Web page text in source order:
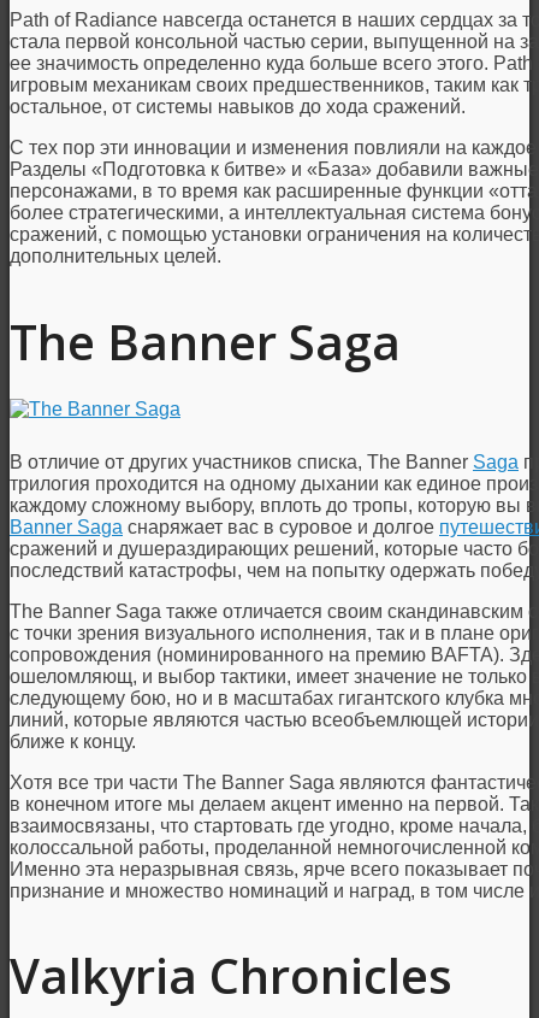
Path of Radiance навсегда останется в наших сердцах за
стала первой консольной частью серии, выпущенной на
ее значимость определенно куда больше всего этого.
игровым механикам своих предшественников, таким как
остальное, от системы навыков до хода сражений.
С тех пор эти инновации и изменения повлияли на
Разделы «Подготовка к битве» и «База» добавили
персонажами, в то время как расширенные функции
более стратегическими, а интеллектуальная система
сражений, с помощью установки ограничения на
дополнительных целей.
The Banner Saga
В отличие от других участников списка, The Banner Saga
трилогия проходится на одному дыхании как единое
каждому сложному выбору, вплоть до тропы, которую вы
Banner Saga снаряжает вас в суровое и долгое
сражений и душераздирающих решений, которые часто
последствий катастрофы, чем на попытку одержать
The Banner Saga также отличается своим скандинавским
с точки зрения визуального исполнения, так и в плане
сопровождения (номинированного на премию BAFTA).
ошеломляющ, и выбор тактики, имеет значение не только
следующему бою, но и в масштабах гигантского клубка
линий, которые являются частью всеобъемлющей
ближе к концу.
Хотя все три части The Banner Saga являются
в конечном итоге мы делаем акцент именно на первой.
взаимосвязаны, что стартовать где угодно, кроме
колоссальной работы, проделанной немногочисленной
Именно эта неразрывная связь, ярче всего показывает
признание и множество номинаций и наград, в том числе
Valkyria Chronicles